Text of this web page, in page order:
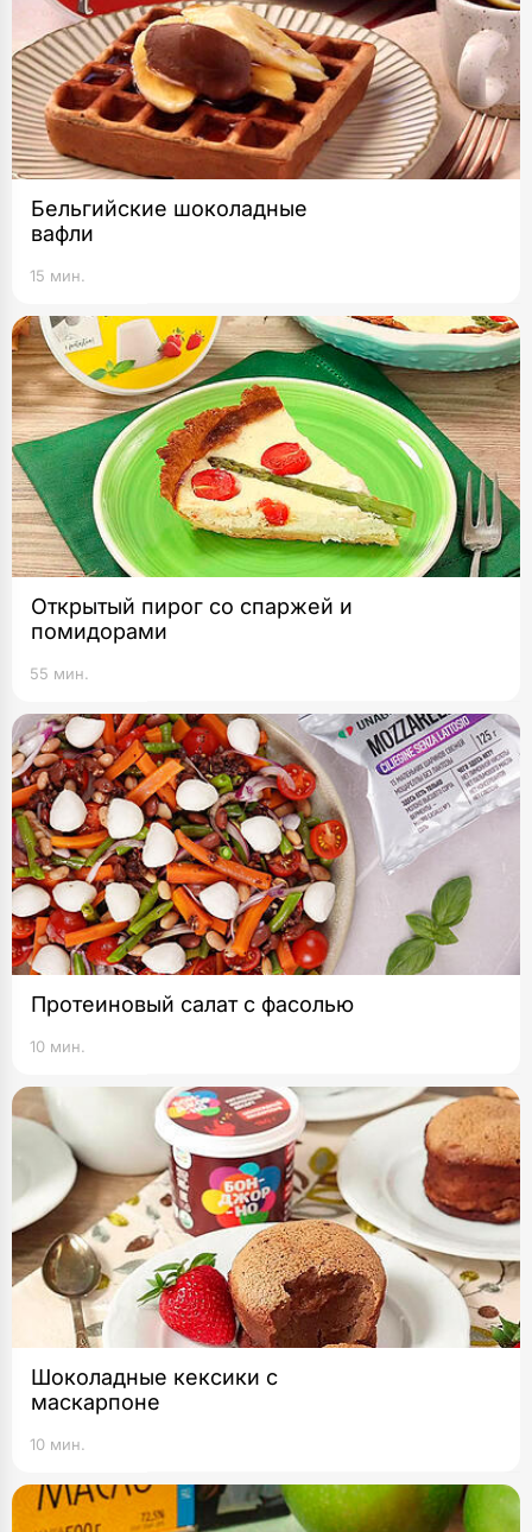
Бельгийские шоколадные
вафли
15 мин.
Открытый пирог со спаржей и
помидорами
55 мин.
Протеиновый салат с фасолью
10 мин.
Шоколадные кексики с
маскарпоне
10 мин.